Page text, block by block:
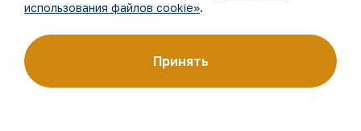
АО «Навоийский горно-металлургический комбинат»
(АО «НГМК») входит в четвёрку крупнейших мировых
производителей золота. Являясь современным
предприятием, использующим последние инновации
и передовые технологии, компания освоила полный цикл
использования файлов cookie».
Принять